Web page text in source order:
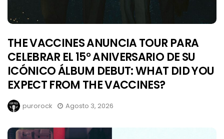
THE VACCINES ANUNCIA TOUR PARA
CELEBRAR EL 15° ANIVERSARIO DE SU
ICÓNICO ÁLBUM DEBUT: WHAT DID YOU
EXPECT FROM THE VACCINES?
purorock Agosto 3, 2026